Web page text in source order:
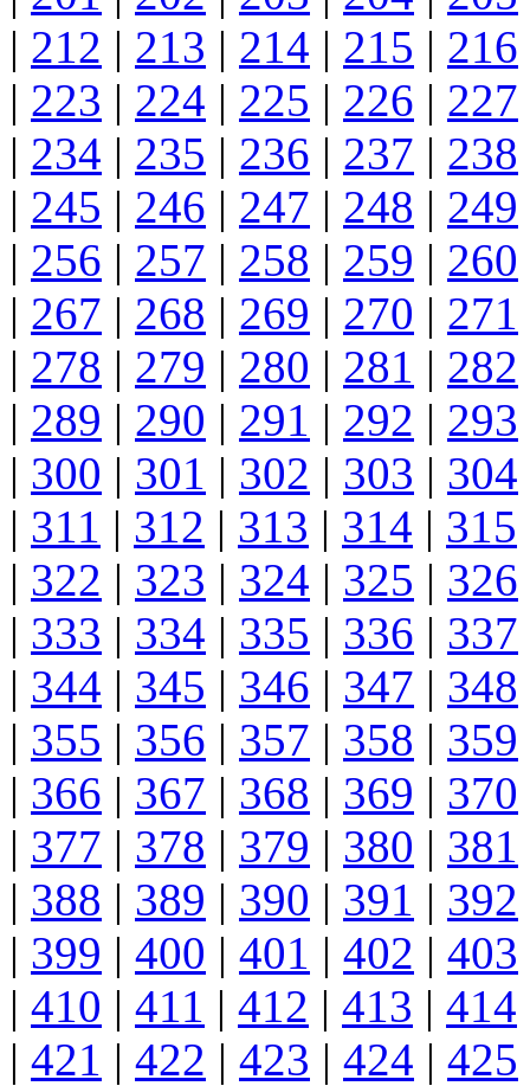
| 212 | 213 | 214 | 215 | 216
| 223 | 224 | 225 | 226 | 227
| 234 | 235 | 236 | 237 | 238
| 245 | 246 | 247 | 248 | 249
| 256 | 257 | 258 | 259 | 260
| 267 | 268 | 269 | 270 | 271
| 278 | 279 | 280 | 281 | 282
| 289 | 290 | 291 | 292 | 293
| 300 | 301 | 302 | 303 | 304
| 311 | 312 | 313 | 314 | 315
| 322 | 323 | 324 | 325 | 326
| 333 | 334 | 335 | 336 | 337
| 344 | 345 | 346 | 347 | 348
| 355 | 356 | 357 | 358 | 359
| 366 | 367 | 368 | 369 | 370
| 377 | 378 | 379 | 380 | 381
| 388 | 389 | 390 | 391 | 392
| 399 | 400 | 401 | 402 | 403
| 410 | 411 | 412 | 413 | 414
| 421 | 422 | 423 | 424 | 425